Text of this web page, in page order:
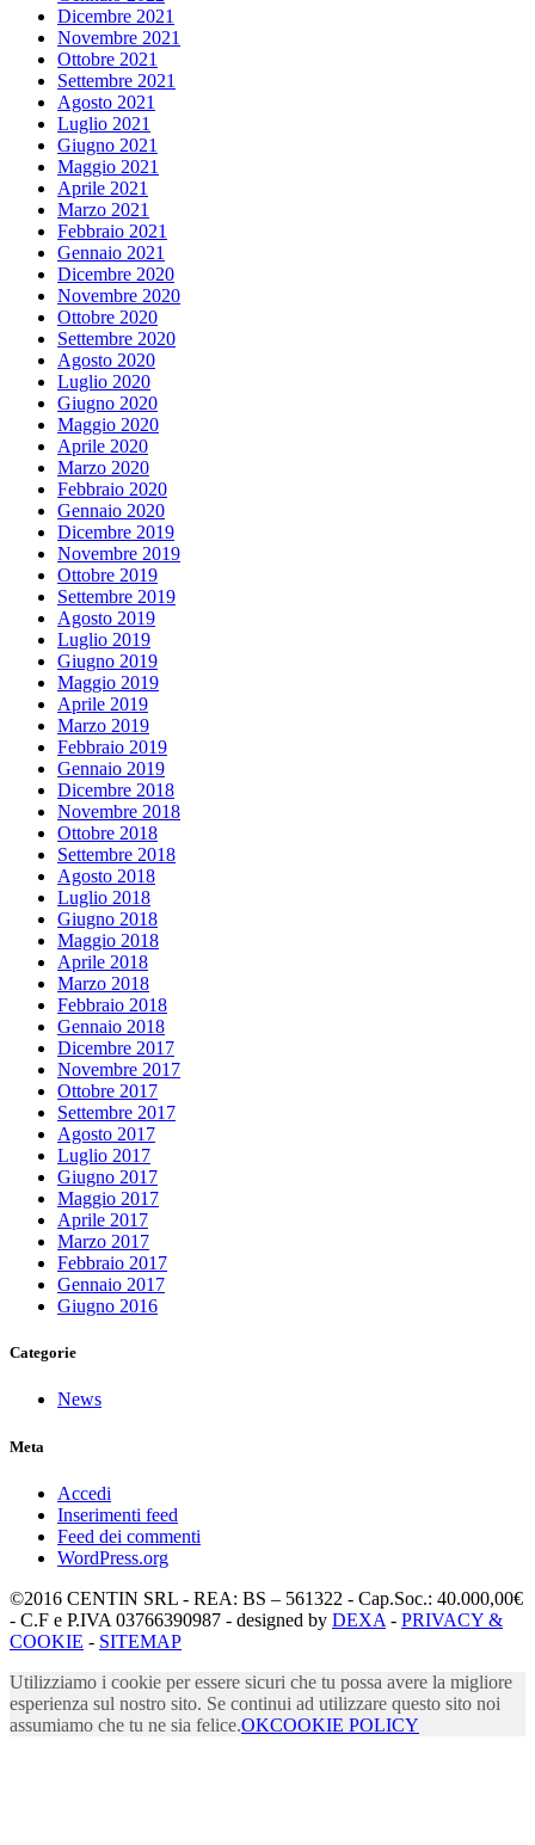
Dicembre 2021
Novembre 2021
Ottobre 2021
Settembre 2021
Agosto 2021
Luglio 2021
Giugno 2021
Maggio 2021
Aprile 2021
Marzo 2021
Febbraio 2021
Gennaio 2021
Dicembre 2020
Novembre 2020
Ottobre 2020
Settembre 2020
Agosto 2020
Luglio 2020
Giugno 2020
Maggio 2020
Aprile 2020
Marzo 2020
Febbraio 2020
Gennaio 2020
Dicembre 2019
Novembre 2019
Ottobre 2019
Settembre 2019
Agosto 2019
Luglio 2019
Giugno 2019
Maggio 2019
Aprile 2019
Marzo 2019
Febbraio 2019
Gennaio 2019
Dicembre 2018
Novembre 2018
Ottobre 2018
Settembre 2018
Agosto 2018
Luglio 2018
Giugno 2018
Maggio 2018
Aprile 2018
Marzo 2018
Febbraio 2018
Gennaio 2018
Dicembre 2017
Novembre 2017
Ottobre 2017
Settembre 2017
Agosto 2017
Luglio 2017
Giugno 2017
Maggio 2017
Aprile 2017
Marzo 2017
Febbraio 2017
Gennaio 2017
Giugno 2016
Categorie
News
Meta
Accedi
Inserimenti feed
Feed dei commenti
WordPress.org
©2016 CENTIN SRL - REA: BS – 561322 - Cap.Soc.: 40.000,00€
- C.F e P.IVA 03766390987 - designed by DEXA - PRIVACY &
COOKIE - SITEMAP
Utilizziamo i cookie per essere sicuri che tu possa avere la migliore
esperienza sul nostro sito. Se continui ad utilizzare questo sito noi
assumiamo che tu ne sia felice.OKCOOKIE POLICY